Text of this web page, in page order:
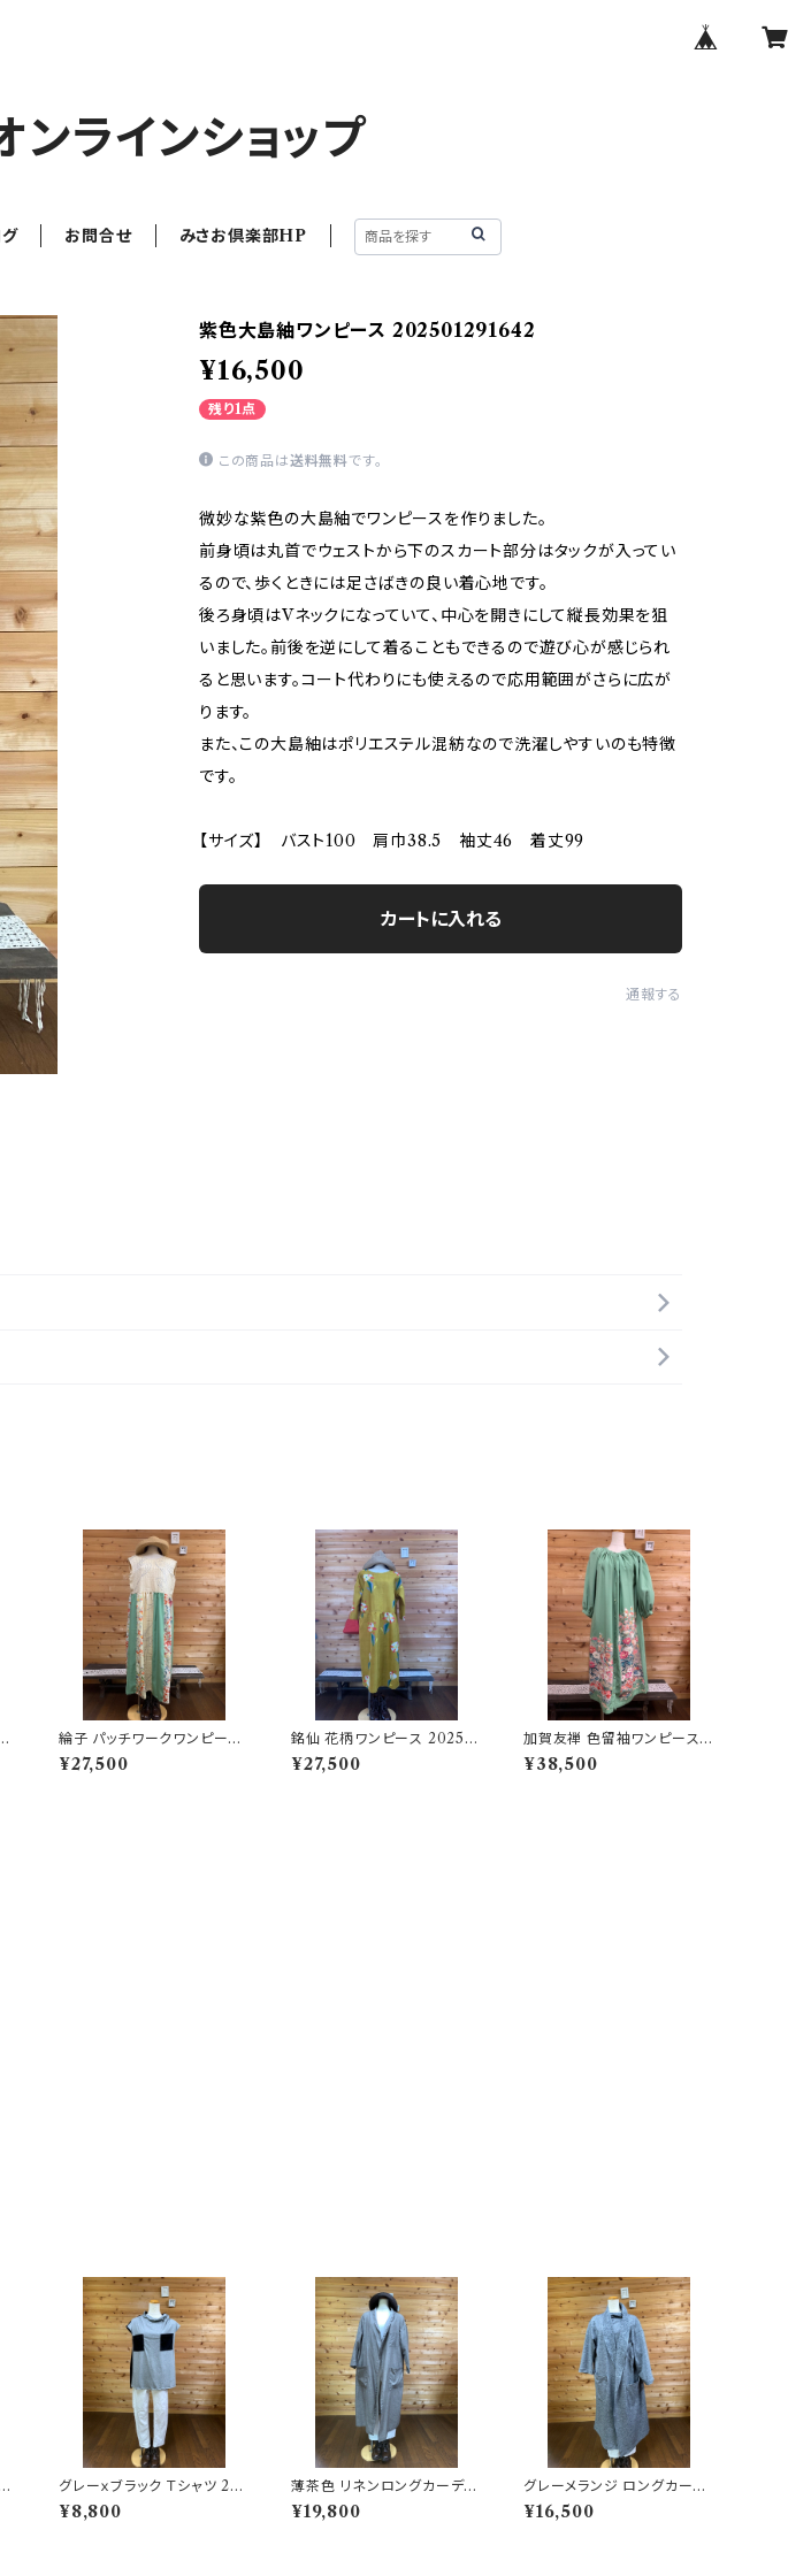
ラインショップ
お問合せ みさお倶楽部HP
紫色大島紬ワンピース 202501291642
¥16,500
残り1点
この商品は送料無料です。
微妙な紫色の大島紬でワンピースを作りました。
前身頃は丸首でウェストから下のスカート部分はタックが入ってい
るので、歩くときには足さばきの良い着心地です。
後ろ身頃はVネックになっていて、中心を開きにして縦長効果を狙
いました。前後を逆にして着ることもできるので遊び心が感じられ
ると思います。コート代わりにも使えるので応用範囲がさらに広が
ります。
また、この大島紬はポリエステル混紡なので洗濯しやすいのも特徴
です。
【サイズ】 バスト100 肩巾38.5 袖丈46 着丈99
カートに入れる
通報する
綸子 パッチワークワンピース
202504111115
¥27,500
銘仙 花柄ワンピース 20250
4081328
¥27,500
加賀友禅 色留袖ワンピース 2
02503161427
¥38,500
グレーｘブラック Ｔシャツ 202
506251700
¥8,800
薄茶色 リネンロングカーディ
ガン 202506251710
¥19,800
グレーメランジ ロングカーデ
ィガン 202506251707
¥16,500